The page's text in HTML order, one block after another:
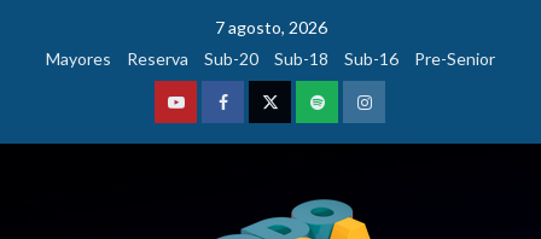
contenido
7 agosto, 2026
Mayores
Reserva Sub-20 Sub-18 Sub-16 Pre-Senior
YoutubeFacebookTwitterPodcastInstagram